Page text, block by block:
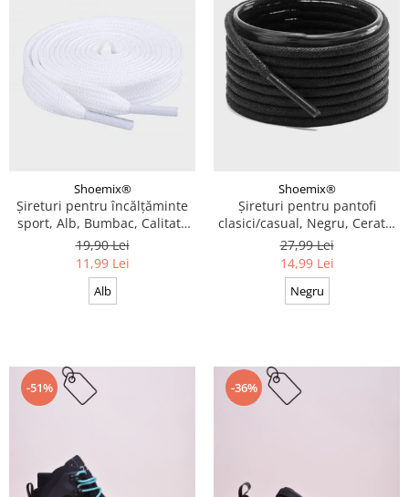
Shoemix®
Șireturi pentru încălțăminte
sport, Alb, Bumbac, Calitate
premium, 100 cm x 0.8 cm
19,90 Lei
11,99 Lei
Alb
Shoemix®
Șireturi pentru pantofi
clasici/casual, Negru, Cerate,
Calitate premium, 110 cm x
0.3 cm
27,99 Lei
14,99 Lei
Negru
-51% -36%